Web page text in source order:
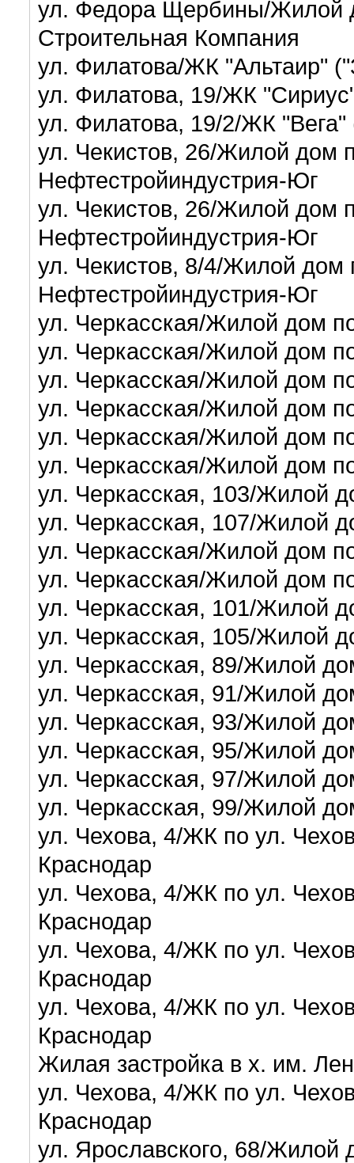
ул. Федора Щербины/
Строительная Компания
ул. Филатова/ЖК "Альтаир"
ул. Филатова, 19/ЖК
ул. Филатова, 19/2/ЖК
ул. Чекистов, 26/Жилой дом
Нефтестройиндустрия-Юг
ул. Чекистов, 26/Жилой дом
Нефтестройиндустрия-Юг
ул. Чекистов, 8/4/Жилой дом
Нефтестройиндустрия-Юг
ул. Черкасская/Жилой дом
ул. Черкасская/Жилой дом
ул. Черкасская/Жилой дом
ул. Черкасская/Жилой дом
ул. Черкасская/Жилой дом
ул. Черкасская/Жилой дом
ул. Черкасская, 103/Жилой
ул. Черкасская, 107/Жилой
ул. Черкасская/Жилой дом
ул. Черкасская/Жилой дом
ул. Черкасская, 101/Жилой
ул. Черкасская, 105/Жилой
ул. Черкасская, 89/Жилой
ул. Черкасская, 91/Жилой
ул. Черкасская, 93/Жилой
ул. Черкасская, 95/Жилой
ул. Черкасская, 97/Жилой
ул. Черкасская, 99/Жилой
ул. Чехова, 4/ЖК по ул.
Краснодар
ул. Чехова, 4/ЖК по ул.
Краснодар
ул. Чехова, 4/ЖК по ул.
Краснодар
ул. Чехова, 4/ЖК по ул.
Краснодар
Жилая застройка в х. им.
ул. Чехова, 4/ЖК по ул.
Краснодар
ул. Ярославского, 68/Жилой